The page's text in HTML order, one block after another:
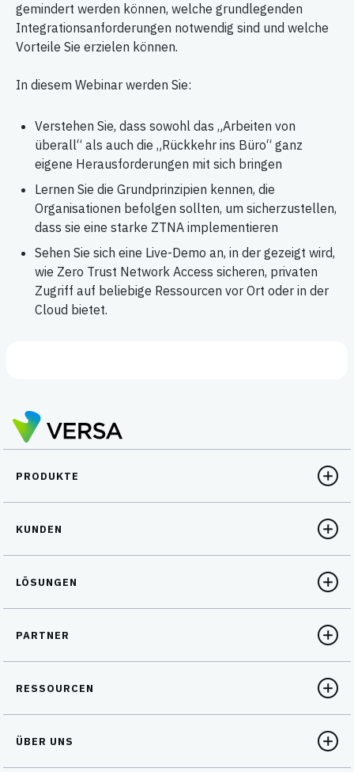
gemindert werden können, welche grundlegenden
Integrationsanforderungen notwendig sind und welche
Vorteile Sie erzielen können.
In diesem Webinar werden Sie:
Verstehen Sie, dass sowohl das „Arbeiten von
überall“ als auch die „Rückkehr ins Büro“ ganz
eigene Herausforderungen mit sich bringen
Lernen Sie die Grundprinzipien kennen, die
Organisationen befolgen sollten, um sicherzustellen,
dass sie eine starke ZTNA implementieren
Sehen Sie sich eine Live-Demo an, in der gezeigt wird,
wie Zero Trust Network Access sicheren, privaten
Zugriff auf beliebige Ressourcen vor Ort oder in der
Cloud bietet.
PRODUKTE
KUNDEN
LÖSUNGEN
PARTNER
RESSOURCEN
ÜBER UNS